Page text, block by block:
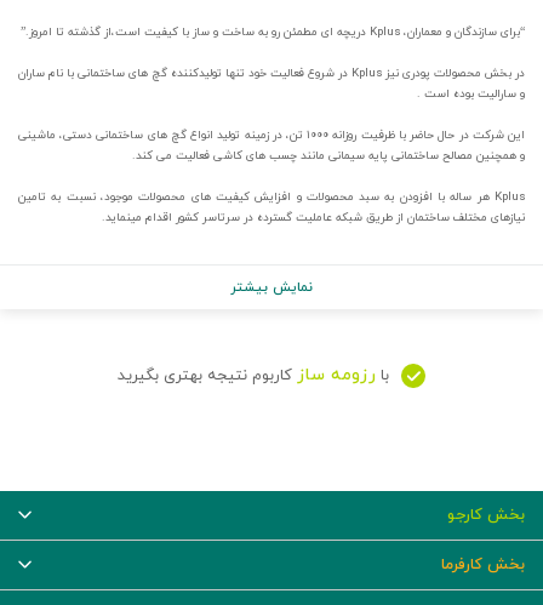
“برای سازندگان و معماران، Kplus دریچه ای مطمئن رو به ساخت و ساز با کیفیت است،از گذشته تا امروز.”
در بخش محصولات پودری نیز Kplus در شروع فعالیت خود تنها تولیدکننده گچ های ساختمانی با نام ساران
و سارالیت بوده است .
این شرکت در حال حاضر با ظرفیت روزانه ۱۰۰۰ تن، در زمینه تولید انواع گچ های ساختمانی دستی، ماشینی
و همچنین مصالح ساختمانی پایه سیمانی مانند چسب های کاشی فعالیت می کند.
Kplus هر ساله با افزودن به سبد محصولات و افزایش کیفیت های محصولات موجود، نسبت به تامین
نیازهای مختلف ساختمان از طریق شبکه عاملیت گسترده در سرتاسر کشور اقدام مینماید.
نمایش بیشتر
با رزومه ساز کاربوم نتیجه بهتری بگیرید
بخش کارجو
بخش کارفرما